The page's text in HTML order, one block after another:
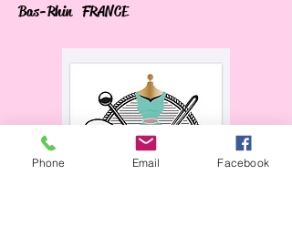
Bas-Rhin FRANCE
Phone Email Facebook